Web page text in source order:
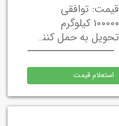
قیمت: توافقی
100000 کیلوگرم
تحویل به حمل کننده در تهران, ایران
استعلام قیمت